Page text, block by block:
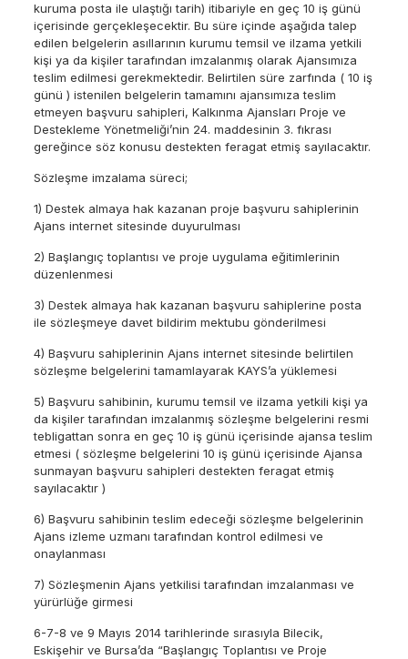
kuruma posta ile ulaştığı tarih) itibariyle en geç 10 iş günü
içerisinde gerçekleşecektir. Bu süre içinde aşağıda talep
edilen belgelerin asıllarının kurumu temsil ve ilzama yetkili
kişi ya da kişiler tarafından imzalanmış olarak Ajansımıza
teslim edilmesi gerekmektedir. Belirtilen süre zarfında ( 10 iş
günü ) istenilen belgelerin tamamını ajansımıza teslim
etmeyen başvuru sahipleri, Kalkınma Ajansları Proje ve
Destekleme Yönetmeliği’nin 24. maddesinin 3. fıkrası
gereğince söz konusu destekten feragat etmiş sayılacaktır.
Sözleşme imzalama süreci;
1) Destek almaya hak kazanan proje başvuru sahiplerinin
Ajans internet sitesinde duyurulması
2) Başlangıç toplantısı ve proje uygulama eğitimlerinin
düzenlenmesi
3) Destek almaya hak kazanan başvuru sahiplerine posta
ile sözleşmeye davet bildirim mektubu gönderilmesi
4) Başvuru sahiplerinin Ajans internet sitesinde belirtilen
sözleşme belgelerini tamamlayarak KAYS’a yüklemesi
5) Başvuru sahibinin, kurumu temsil ve ilzama yetkili kişi ya
da kişiler tarafından imzalanmış sözleşme belgelerini resmi
tebligattan sonra en geç 10 iş günü içerisinde ajansa teslim
etmesi ( sözleşme belgelerini 10 iş günü içerisinde Ajansa
sunmayan başvuru sahipleri destekten feragat etmiş
sayılacaktır )
6) Başvuru sahibinin teslim edeceği sözleşme belgelerinin
Ajans izleme uzmanı tarafından kontrol edilmesi ve
onaylanması
7) Sözleşmenin Ajans yetkilisi tarafından imzalanması ve
yürürlüğe girmesi
6-7-8 ve 9 Mayıs 2014 tarihlerinde sırasıyla Bilecik,
Eskişehir ve Bursa’da “Başlangıç Toplantısı ve Proje